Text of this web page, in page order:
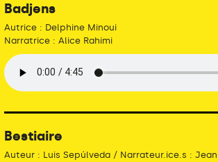
Badjens
Autrice : Delphine Minoui
Narratrice : Alice Rahimi
Bestiaire
Auteur : Luis Sepúlveda / Narrateur.ice.s :